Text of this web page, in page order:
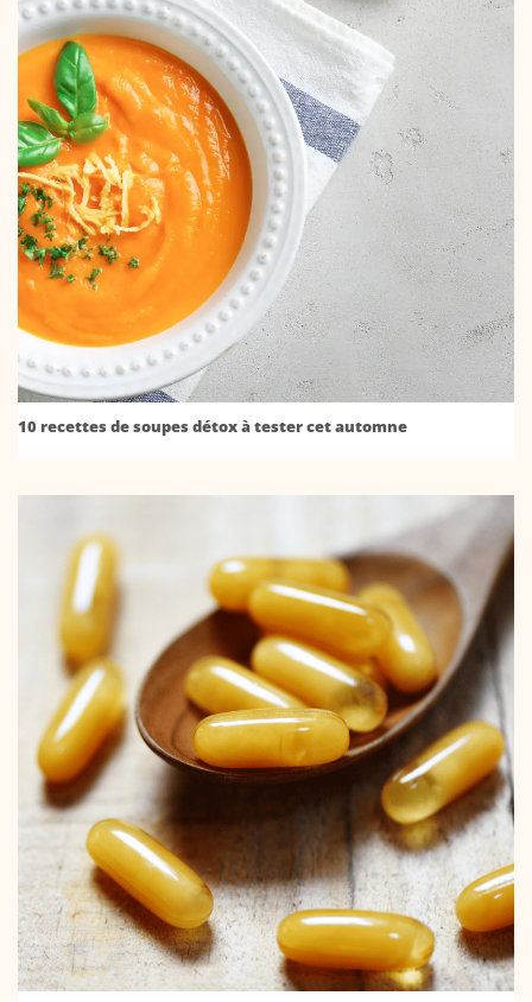
10 recettes de soupes détox à tester cet automne